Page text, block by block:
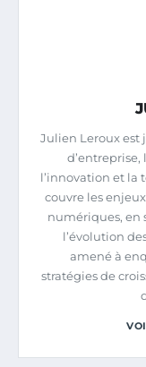
Julien Leroux est
l’innovation et la
couvre les
numériques, en
l’évolution
amené à
stratégies de